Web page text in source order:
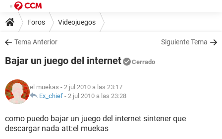
Foros Videojuegos
Tema Anterior Siguiente Tema
Bajar un juego del internet Cerrado
el muekas - 2 jul 2010 a las 23:17
Ex_chief - 2 jul 2010 a las 23:28
como puedo bajar un juego del internet sintener que
descargar nada att:el muekas